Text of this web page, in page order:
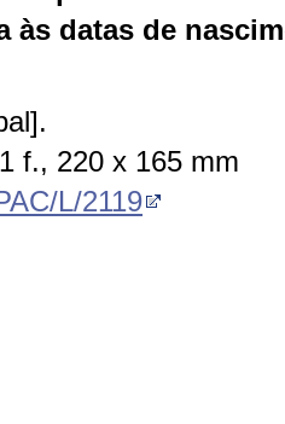
às datas de
f., 220 x 165 mm
L/2119